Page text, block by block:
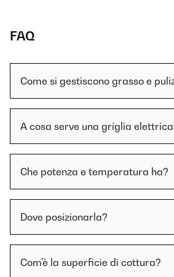
FAQ
Come si gestiscono grasso e
A cosa serve una griglia
Che potenza e temperatura ha?
Dove posizionarla?
Com'è la superficie di cottura?